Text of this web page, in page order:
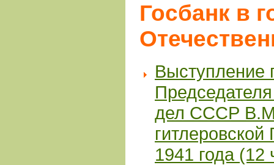
Госбанк в
Выступление
дел СССР
1941 года